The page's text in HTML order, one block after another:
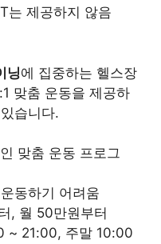
는 제공하지 않음
닝에 집중하는 헬스장
맞춤 운동을 제공하
습니다.
맞춤 운동 프로그
동하기 어려움
, 월 50만원부터
~ 21:00, 주말 10:00